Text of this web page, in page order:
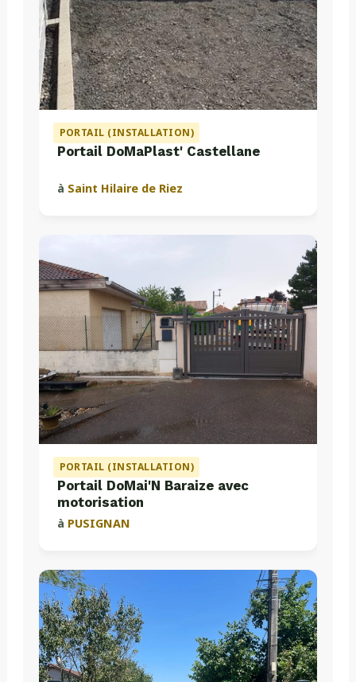
PORTAIL (INSTALLATION)
Portail DoMaPlast' Castellane
à Saint Hilaire de Riez
PORTAIL (INSTALLATION)
Portail DoMai'N Baraize avec
motorisation
à PUSIGNAN